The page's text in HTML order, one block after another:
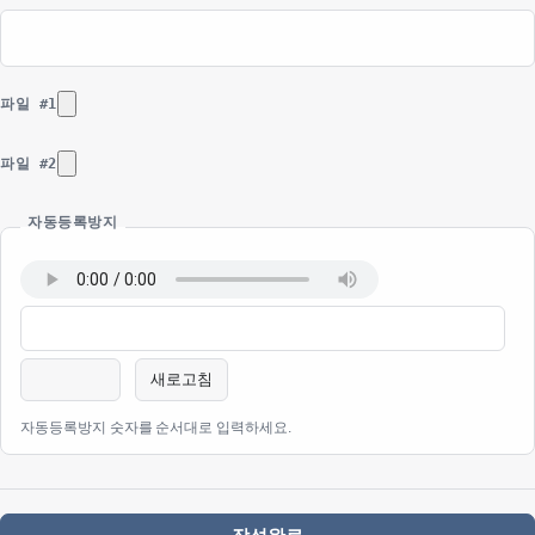
파일 #1
파일 #2
자동등록방지
새로고침
자동등록방지 숫자를 순서대로 입력하세요.